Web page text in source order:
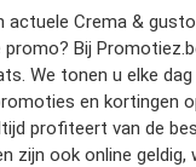
actuele Crema &
Bij
We tonen u elke
en kortingen
profiteert van de
zijn ook online geldig,